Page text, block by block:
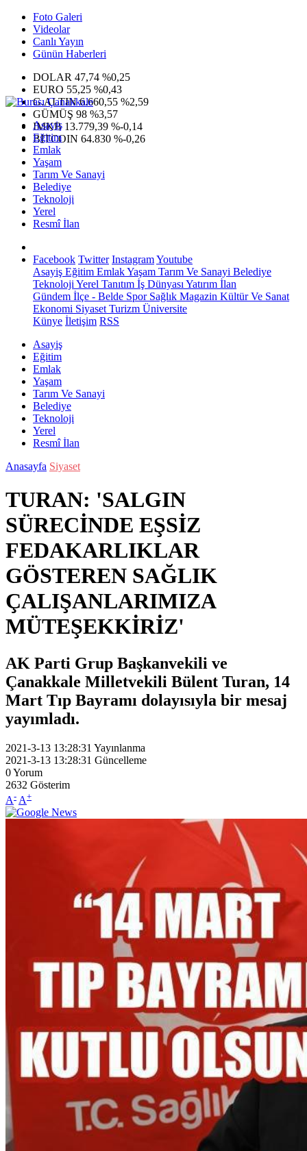
Foto Galeri
Videolar
Canlı Yayın
Günün Haberleri
DOLAR 47,74 %0,25
EURO 55,25 %0,43
G.ALTIN6.660,55 %2,59
GÜMÜŞ 98 %3,57
IMKB 13.779,39 %-0,14
BITCOIN 64.830 %-0,26
Asayiş
Eğitim
Emlak
Yaşam
Tarım Ve Sanayi
Belediye
Teknoloji
Yerel
Resmî İlan
Facebook Twitter InstagramYoutube
Asayiş Eğitim EmlakYaşam Tarım Ve Sanayi Belediye
Teknoloji Yerel Tanıtım İş Dünyası Yatırım İlan
Gündem İlçe - Belde SporSağlık Magazin Kültür Ve Sanat
Ekonomi Siyaset Turizm Üniversite
Künye İletişim RSS
Asayiş
Eğitim
Emlak
Yaşam
Tarım Ve Sanayi
Belediye
Teknoloji
Yerel
Resmî İlan
Anasayfa Siyaset
TURAN: 'SALGIN
SÜRECİNDE EŞSİZ
FEDAKARLIKLAR
GÖSTEREN SAĞLIK
ÇALIŞANLARIMIZA
MÜTEŞEKKİRİZ'
AK Parti Grup Başkanvekili ve
Çanakkale Milletvekili Bülent Turan, 14
Mart Tıp Bayramı dolayısıyla bir mesaj
yayımladı.
2021-3-13 13:28:31 Yayınlanma
2021-3-13 13:28:31 Güncelleme
0Yorum
2632 Gösterim
A- A+